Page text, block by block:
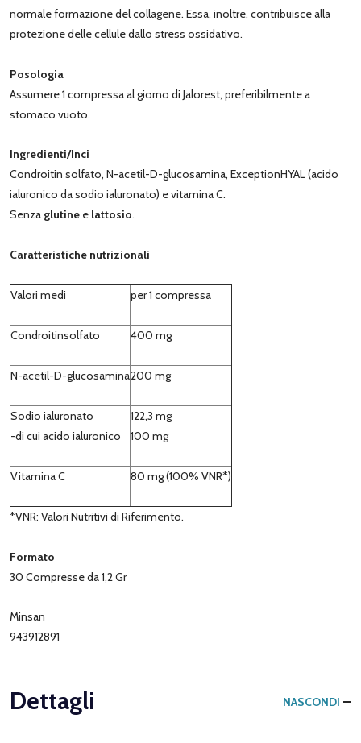
normale formazione del collagene. Essa, inoltre, contribuisce alla
protezione delle cellule dallo stress ossidativo.
Posologia
Assumere 1 compressa al giorno di Jalorest, preferibilmente a
stomaco vuoto.
Ingredienti/Inci
Condroitin solfato, N-acetil-D-glucosamina, ExceptionHYAL (acido
ialuronico da sodio ialuronato) e vitamina C.
Senza glutine e lattosio.
Caratteristiche nutrizionali
Valori medi per 1 compressa
Condroitinsolfato 400 mg
N-acetil-D-glucosamina200 mg
Sodio ialuronato
-di cui acido ialuronico
122,3 mg
100 mg
Vitamina C 80 mg (100% VNR*)
*VNR: Valori Nutritivi di Riferimento.
Formato
30 Compresse da 1,2 Gr
Minsan
943912891
Dettagli NASCONDI